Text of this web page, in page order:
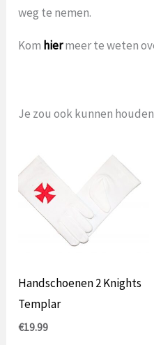
weg te nemen.
Kom hiermeer te weten
Je zou ook kunnen
Handschoenen 2 Knights
Templar
€19.99